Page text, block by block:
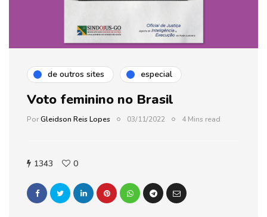
de outros sites especial
Voto feminino no Brasil
PorGleidson Reis Lopes 03/11/2022 4 Mins read
1343 0